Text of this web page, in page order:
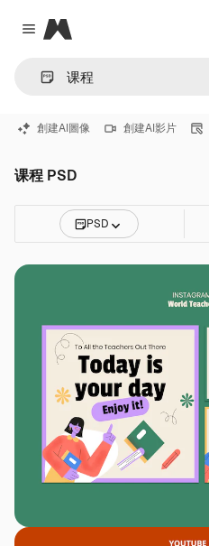
Close menu
Magnific
創建AI圖像 創建AI影片
课程 PSD
PSD